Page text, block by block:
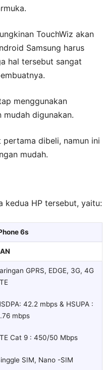
TouchWiz akan
Samsung harus
hal tersebut sangat
menggunakan
mudah digunakan.
pertama dibeli, namun ini
mudah.
kedua HP tersebut, yaitu:
6s
GPRS, EDGE, 3G, 4G
42.2 mbps & HSUPA :
mbps
Cat 9 : 450/50 Mbps
SIM, Nano -SIM